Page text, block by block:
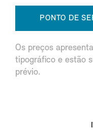
PONTO DE
Os preços
tipográfico e estão
prévio.